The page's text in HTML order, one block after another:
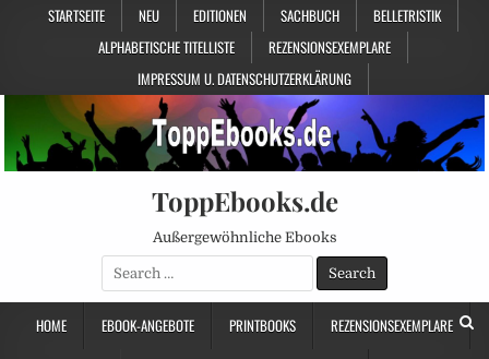
STARTSEITE NEU EDITIONEN SACHBUCH
BELLETRISTIK
ALPHABETISCHE TITELLISTE
REZENSIONSEXEMPLARE
IMPRESSUM U. DATENSCHUTZERKLÄRUNG
ToppEbooks.de
Außergewöhnliche Ebooks
Search
for:
HOME EBOOK-ANGEBOTE PRINTBOOKS REZENSIONSEXEMPLARE